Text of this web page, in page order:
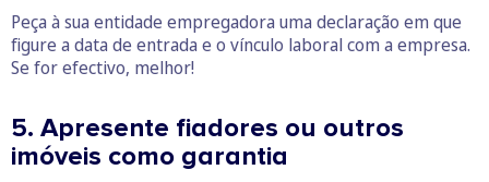
Peça à sua entidade empregadora uma declaração em que
figure a data de entrada e o vínculo laboral com a empresa.
Se for efectivo, melhor!
5. Apresente fiadores ou outros
imóveis como garantia